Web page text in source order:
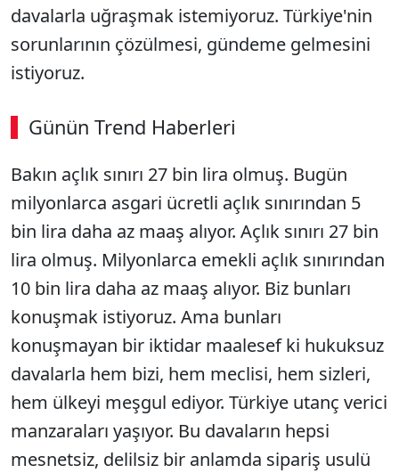
davalarla uğraşmak istemiyoruz. Türkiye'nin
sorunlarının çözülmesi, gündeme gelmesini
istiyoruz.
Günün Trend Haberleri
Bakın açlık sınırı 27 bin lira olmuş. Bugün
milyonlarca asgari ücretli açlık sınırından 5
bin lira daha az maaş alıyor. Açlık sınırı 27 bin
lira olmuş. Milyonlarca emekli açlık sınırından
10 bin lira daha az maaş alıyor. Biz bunları
konuşmak istiyoruz. Ama bunları
konuşmayan bir iktidar maalesef ki hukuksuz
davalarla hem bizi, hem meclisi, hem sizleri,
hem ülkeyi meşgul ediyor. Türkiye utanç verici
manzaraları yaşıyor. Bu davaların hepsi
mesnetsiz, delilsiz bir anlamda sipariş usulü